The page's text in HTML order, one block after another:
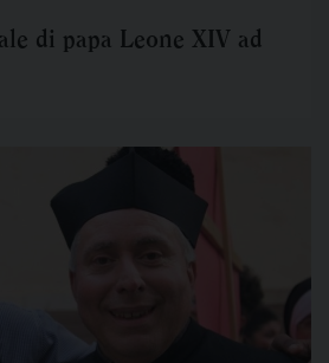
di papa Leone XIV ad